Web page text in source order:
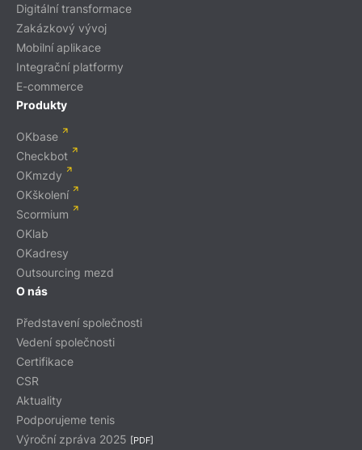
Digitální transformace
Zakázkový vývoj
Mobilní aplikace
Integrační platformy
E-commerce
Produkty
OKbase
Checkbot
OKmzdy
OKškolení
Scormium
OKlab
OKadresy
Outsourcing mezd
O nás
Představení společnosti
Vedení společnosti
Certifikace
CSR
Aktuality
Podporujeme tenis
Výroční zpráva 2025 [PDF]